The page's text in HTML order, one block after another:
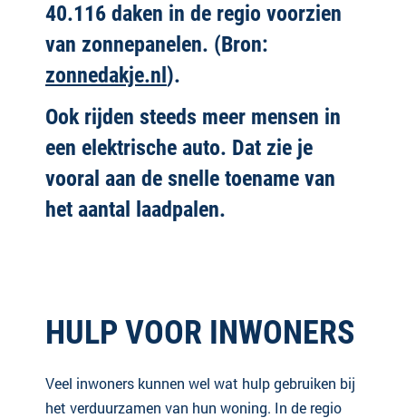
40.116 daken in de regio voorzien
van zonnepanelen. (Bron:
zonnedakje.nl ).
Ook rijden steeds meer mensen in
een elektrische auto. Dat zie je
vooral aan de snelle toename van
het aantal laadpalen.
HULP VOOR INWONERS
Veel inwoners kunnen wel wat hulp gebruiken bij
het verduurzamen van hun woning. In de regio